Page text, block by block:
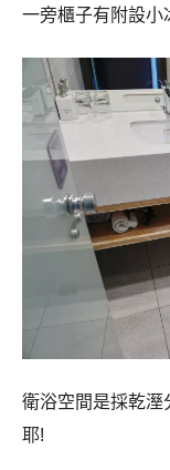
一旁櫃子有附設小
衛浴空間是採乾溼
耶!